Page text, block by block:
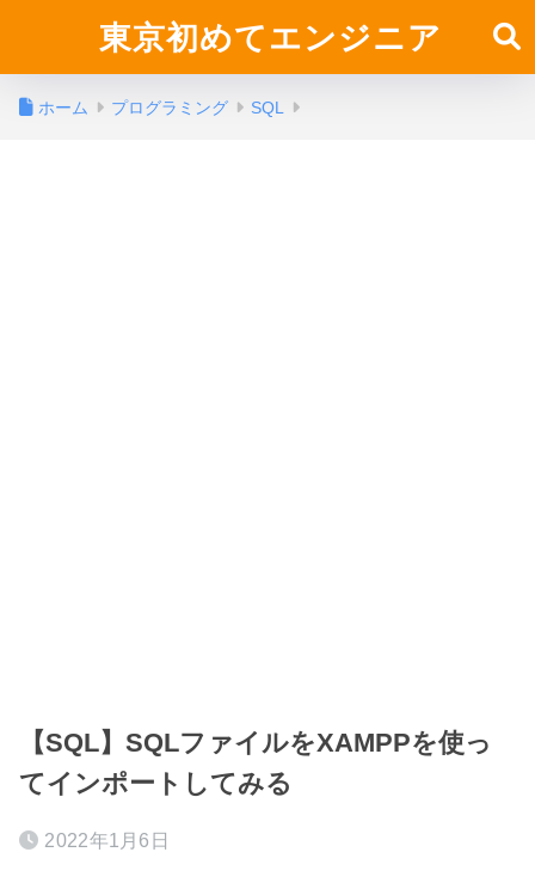
東京初めてエンジニア
ホーム プログラミング SQL
【SQL】SQLファイルをXAMPPを使っ
てインポートしてみる
2022年1月6日